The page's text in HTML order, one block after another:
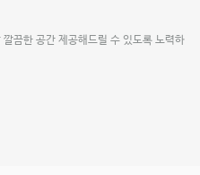
끔한 공간 제공해드릴 수 있도록 노력하